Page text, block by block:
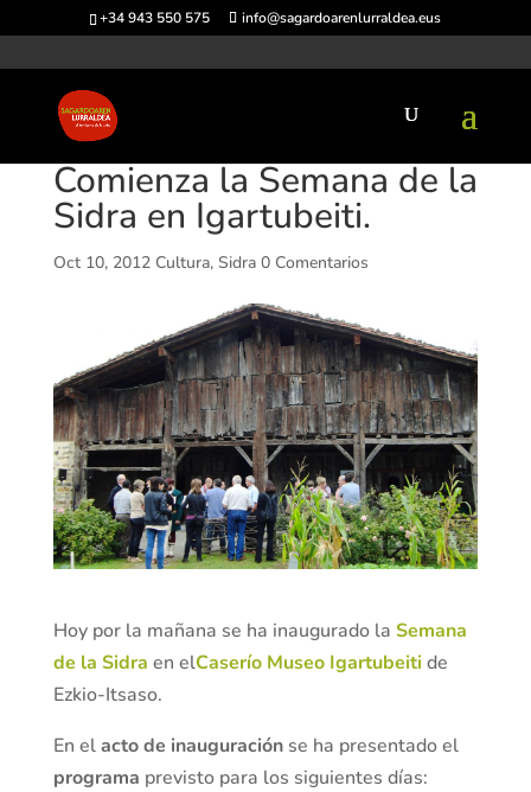
+34 943 550 575 info@sagardoarenlurraldea.eus
Comienza la Semana de la
Sidra en Igartubeiti.
Oct 10, 2012 Cultura, Sidra 0 Comentarios
Hoy por la mañana se ha inaugurado la Semana
de la Sidra en elCaserío Museo Igartubeitide
Ezkio-Itsaso.
En elacto de inauguración se ha presentado el
programa previsto para los siguientes días: